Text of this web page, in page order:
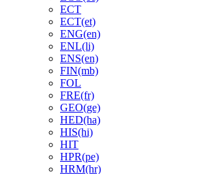
ECT
ECT(et)
ENG(en)
ENL(li)
ENS(en)
FIN(mb)
FOL
FRE(fr)
GEO(ge)
HED(ha)
HIS(hi)
HIT
HPR(pe)
HRM(hr)